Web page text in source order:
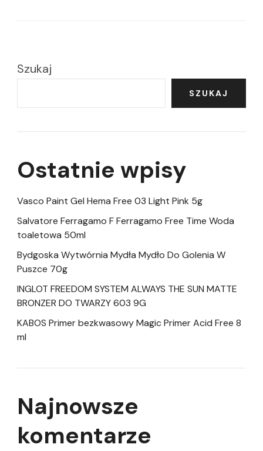
Szukaj
SZUKAJ
Ostatnie wpisy
Vasco Paint Gel Hema Free 03 Light Pink 5g
Salvatore Ferragamo F Ferragamo Free Time Woda
toaletowa 50ml
Bydgoska Wytwórnia Mydła Mydło Do Golenia W
Puszce 70g
INGLOT FREEDOM SYSTEM ALWAYS THE SUN MATTE
BRONZER DO TWARZY 603 9G
KABOS Primer bezkwasowy Magic Primer Acid Free 8
ml
Najnowsze
komentarze